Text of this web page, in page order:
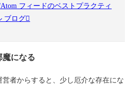
フィードのベストプラクティ
ブログ
魔になる
者からすると、少し厄介な存在にな